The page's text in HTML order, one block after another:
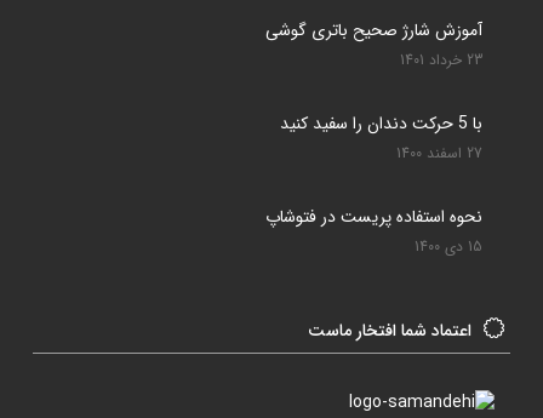
آموزش شارژ صحیح باتری گوشی
23 خرداد 1401
با 5 حرکت دندان را سفید کنید
27 اسفند 1400
نحوه استفاده پریست در فتوشاپ
15 دی 1400
اعتماد شما افتخار ماست